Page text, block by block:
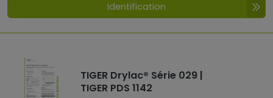
Identification
TIGER Drylac® Série 029 |
TIGER PDS 1142